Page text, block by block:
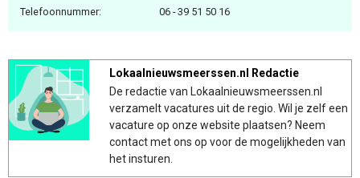
Telefoonnummer: 06 - 39 51 50 16
Lokaalnieuwsmeerssen.nl Redactie
De redactie van Lokaalnieuwsmeerssen.nl
verzamelt vacatures uit de regio. Wil je zelf een
vacature op onze website plaatsen? Neem
contact met ons op voor de mogelijkheden van
het insturen.